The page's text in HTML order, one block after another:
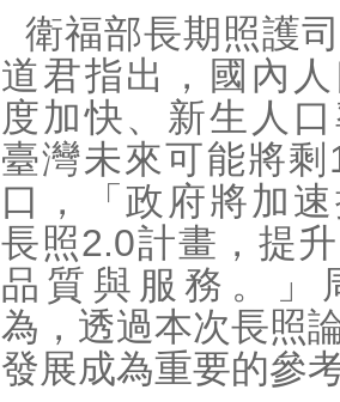
衛福部長期照護
道君指出，國內
度加快、新生人
臺灣未來可能將剩
口，「政府將加
長照2.0計畫，提
品質與服務。」
為，透過本次長照
發展成為重要的參